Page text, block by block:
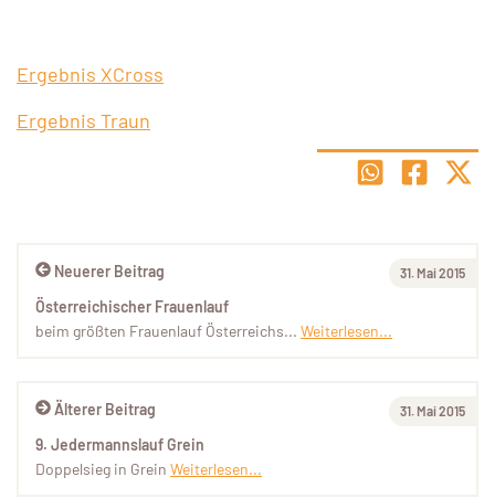
Ergebnis XCross
Ergebnis Traun
Älterer Beitrag 31. Mai 2015
9. Jedermannslauf Grein
Doppelsieg in Grein Weiterlesen...
Neuerer Beitrag 31. Mai 2015
Österreichischer Frauenlauf
beim größten Frauenlauf Österreichs... Weiterlesen...